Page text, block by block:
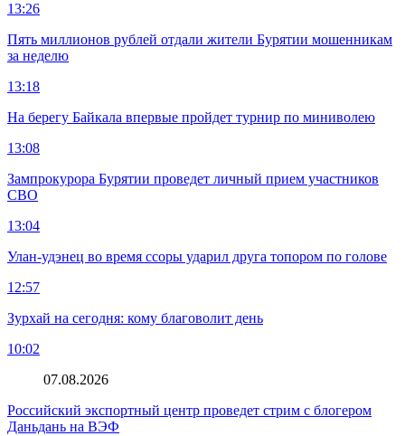
13:26
Пять миллионов рублей отдали жители Бурятии мошенникам
за неделю
13:18
На берегу Байкала впервые пройдет турнир по миниволею
13:08
Зампрокурора Бурятии проведет личный прием участников
СВО
13:04
Улан-удэнец во время ссоры ударил друга топором по голове
12:57
Зурхай на сегодня: кому благоволит день
10:02
07.08.2026
Российский экспортный центр проведет стрим с блогером
Даньдань на ВЭФ